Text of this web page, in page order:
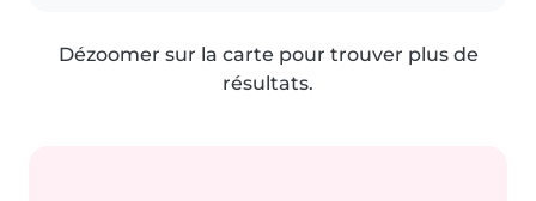
Dézoomer sur la carte pour trouver plus de
résultats.